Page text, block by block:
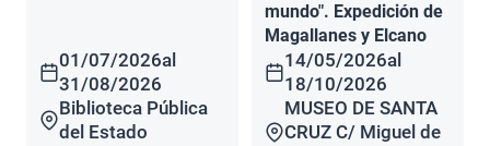
01/07/2026al
31/08/2026
Biblioteca Pública
del Estado
mundo". Expedición de
Magallanes y Elcano
14/05/2026al
18/10/2026
MUSEO DE SANTA
CRUZ C/ Miguel de